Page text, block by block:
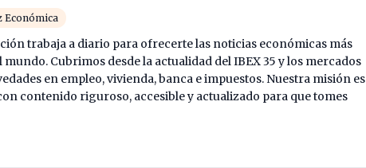
Económica
trabaja a diario para ofrecerte las noticias económicas más
mundo. Cubrimos desde la actualidad del IBEX 35 y los mercados
en empleo, vivienda, banca e impuestos. Nuestra misión es
contenido riguroso, accesible y actualizado para que tomes